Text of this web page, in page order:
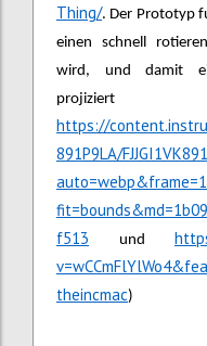
Thing/. Der Prototyp
einen schnell
wird, und damit
https://
891P9LA/
f513 und
theincmac)